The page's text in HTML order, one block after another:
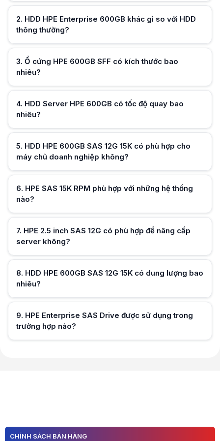
Ổ cứng HDD HPE 600GB SAS 12G 15K được thiết kế cho môi trường
HPE SAS 15K RPM phù hợp với những hệ thống nào?
HPE SAS 15K RPM phù hợp với các hệ thống server, máy chủ doanh
HPE 2.5 inch SAS 12G có phù hợp để nâng cấp server không?
Có, HPE 2.5 inch SAS 12G có thể là lựa chọn nâng cấp cho các hệ
HDD HPE 600GB SAS 12G 15K có dung lượng bao nhiêu?
HDD HPE 600GB SAS 12G 15K có dung lượng lưu trữ 600GB, phù
HPE Enterprise SAS Drive được sử dụng trong trường hợp nào?
HPE Enterprise SAS Drive thường được lựa chọn cho môi trường
Hữu ích (0)
2. HDD HPE Enterprise 600GB khác gì so với HDD
thông thường?
Hữu ích (0)
3. Ổ cứng HPE 600GB SFF có kích thước bao
nhiêu?
4. HDD Server HPE 600GB có tốc độ quay bao
nhiêu?
5. HDD HPE 600GB SAS 12G 15K có phù hợp cho
máy chủ doanh nghiệp không?
Hữu ích ( 0)
6. HPE SAS 15K RPM phù hợp với những hệ thống
nào?
7. HPE 2.5 inch SAS 12G có phù hợp để nâng cấp
server không?
Hữu ích (0)
8. HDD HPE 600GB SAS 12G 15K có dung lượng bao
nhiêu?
9. HPE Enterprise SAS Drive được sử dụng trong
trường hợp nào?
CHÍNH SÁCH BÁN HÀNG